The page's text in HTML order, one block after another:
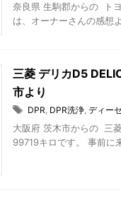
奈良県 生駒郡からの ト
は、オーナーさんの感想
三菱 デリカD5
市より
DPR, DPR洗浄, ディー
大阪府 茨木市からの 三
99719キロです。 事前に